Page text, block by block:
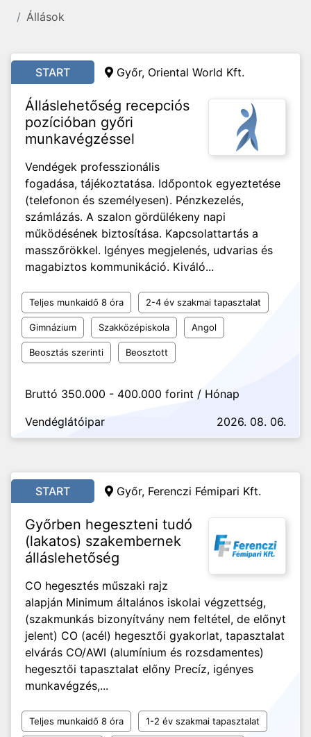
Állások
START Győr, Oriental World Kft.
Álláslehetőség recepciós
pozícióban győri
munkavégzéssel
Vendégek professzionális
fogadása, tájékoztatása. Időpontok egyeztetése
(telefonon és személyesen). Pénzkezelés,
számlázás. A szalon gördülékeny napi
működésének biztosítása. Kapcsolattartás a
masszőrökkel. Igényes megjelenés, udvarias és
magabiztos kommunikáció. Kiváló...
Teljes munkaidő 8 óra 2-4 év szakmai tapasztalat
Gimnázium Szakközépiskola Angol
Beosztás szerinti Beosztott
Bruttó 350.000 - 400.000 forint / Hónap
Vendéglátóipar
2026. 08. 06.
START Győr, Ferenczi Fémipari Kft.
Győrben hegeszteni tudó
(lakatos) szakembernek
álláslehetőség
CO hegesztés műszaki rajz
alapján Minimum általános iskolai végzettség,
(szakmunkás bizonyítvány nem feltétel, de előnyt
jelent) CO (acél) hegesztői gyakorlat, tapasztalat
elvárás CO/AWI (alumínium és rozsdamentes)
hegesztői tapasztalat előny Precíz, igényes
munkavégzés,...
Teljes munkaidő 8 óra 1-2 év szakmai tapasztalat